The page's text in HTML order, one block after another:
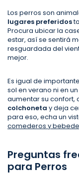
Los perros son
lugares preferidos
Procura ubicar la
estar, así se sentirá
resguardada del
mejor.
Es igual de
sol en verano ni en
aumentar su confort,
colchoneta y deja
para eso, echa un
comederos y
Preguntas
para Perros